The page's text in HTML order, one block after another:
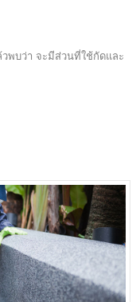
พบว่า จะมีส่วนที่ใช้กัดและ